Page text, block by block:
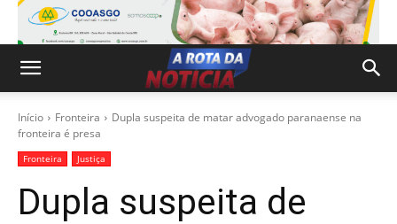
Início Fronteira
Dupla suspeita de matar advogado paranaense na
fronteira é presa
Fronteira Justiça
Dupla suspeita de